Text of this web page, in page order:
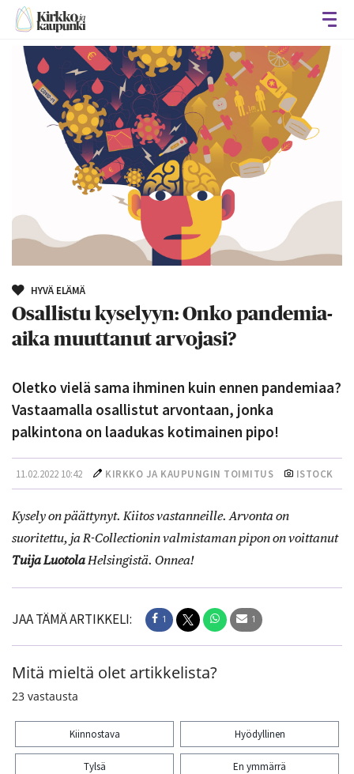
HYVÄ ELÄMÄ
Osallistu kyselyyn: Onko pandemia-
aika muuttanut arvojasi?
Oletko vielä sama ihminen kuin ennen pandemiaa?
Vastaamalla osallistut arvontaan, jonka
palkintona on laadukas kotimainen pipo!
11.02.2022 10:42 KIRKKO JA KAUPUNGIN TOIMITUS ISTOCK
Kysely on päättynyt. Kiitos vastanneille. Arvonta on
suoritettu, ja R-Collectionin valmistaman pipon on voittanut
Tuija Luotola Helsingistä. Onnea!
JAA TÄMÄ ARTIKKELI: 1 1
Mitä mieltä olet artikkelista?
23 vastausta
Kiinnostava Hyödyllinen
Tylsä En ymmärrä